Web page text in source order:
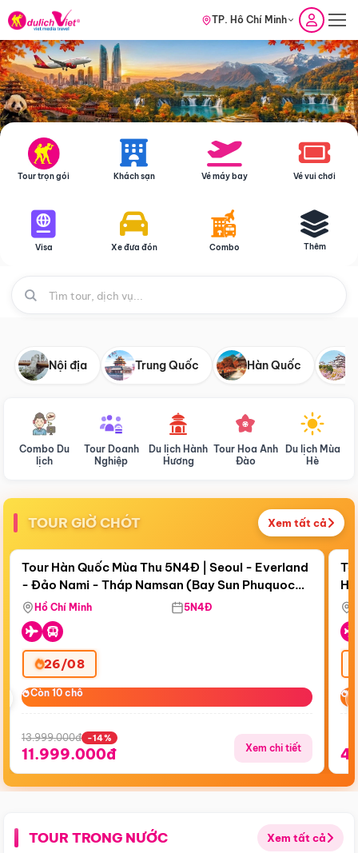
TP. Hồ Chí Minh
Tour trọn gói Khách sạn Vé máy bay Vé vui chơi
Visa Xe đưa đón Combo Thêm
Nội địa Trung Quốc Hàn Quốc
Combo Du
lịch
Tour Doanh
Nghiệp
Du lịch Hành
Hương
Tour Hoa Anh
Đào
Du lịch Mùa
Hè
TOUR GIỜ CHÓT Xem tất cả
Còn19 ngày 00:29:42
Điểm nổi bật
Tour Hàn Quốc Mùa Thu 5N4Đ | Seoul - Everland
- Đảo Nami - Tháp Namsan (Bay Sun Phuquoc
Airways)
Hồ Chí Minh 5N4Đ
26/08
Còn 10 chỗ
Còn 10 chỗ
13.999.000đ -14%
11.999.000đ Xem chi tiết
TOUR TRONG NƯỚC Xem tất cả
Điểm nổi bật